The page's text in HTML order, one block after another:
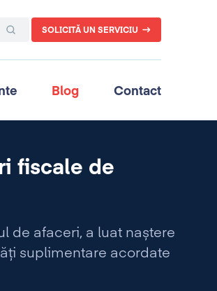
SOLICITĂ UN SERVICIU
Blog Contact
fiscale de
de afaceri, a luat naștere
suplimentare acordate